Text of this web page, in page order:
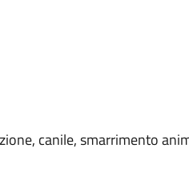
canile, smarrimento